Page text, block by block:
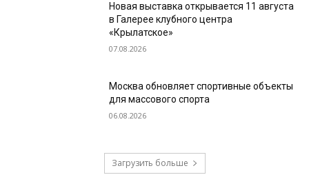
Новая выставка открывается 11 августа
в Галерее клубного центра
«Крылатское»
07.08.2026
Москва обновляет спортивные объекты
для массового спорта
06.08.2026
Загрузить больше